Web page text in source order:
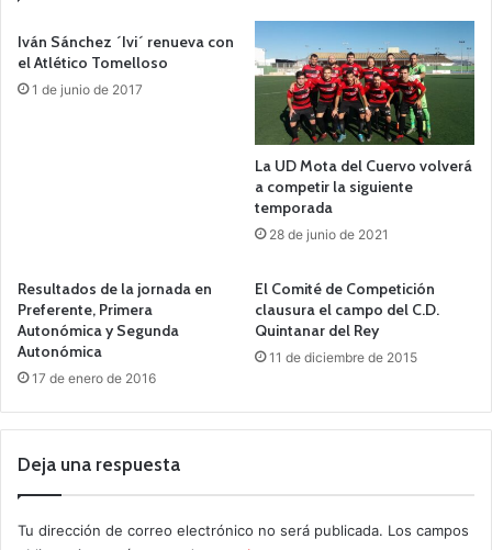
Iván Sánchez ´Ivi´ renueva con
el Atlético Tomelloso
1 de junio de 2017
La UD Mota del Cuervo volverá
a competir la siguiente
temporada
28 de junio de 2021
Resultados de la jornada en
Preferente, Primera
Autonómica y Segunda
Autonómica
17 de enero de 2016
El Comité de Competición
clausura el campo del C.D.
Quintanar del Rey
11 de diciembre de 2015
Deja una respuesta
Tu dirección de correo electrónico no será publicada. Los campos